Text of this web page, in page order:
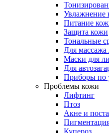
Увлажнение
Питание
Защита кожи
Тональные
Для массажа
Маски для
Для
Приборы по
Проблемы кожи
Лифтинг
Птоз
Акне и
Купероз